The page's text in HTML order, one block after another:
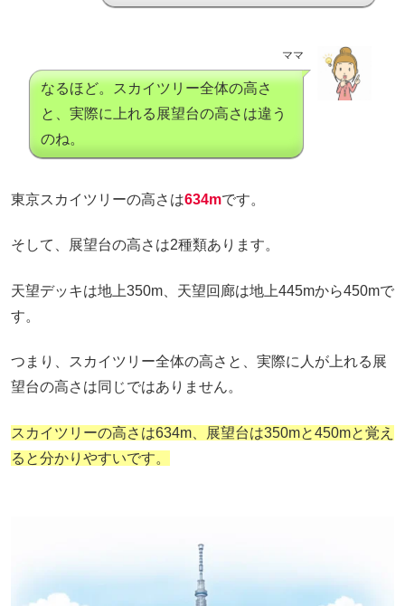
ママ
なるほど。スカイツリー全体の高さ
と、実際に上れる展望台の高さは違う
のね。
東京スカイツリーの高さは634mです。
そして、展望台の高さは2種類あります。
天望デッキは地上350m、天望回廊は地上445mから450mで
す。
つまり、スカイツリー全体の高さと、実際に人が上れる展
望台の高さは同じではありません。
スカイツリーの高さは634m、展望台は350mと450mと覚え
ると分かりやすいです。